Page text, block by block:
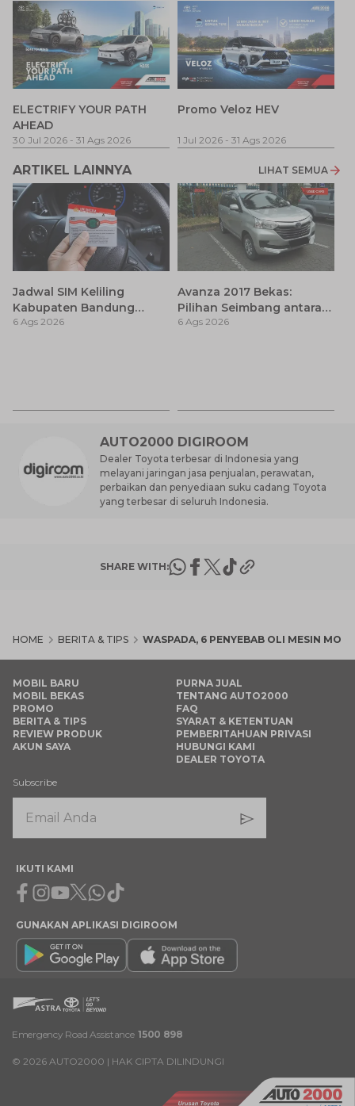
ELECTRIFY YOUR PATH
AHEAD
30 Jul 2026 - 31 Ags 2026
Promo Veloz HEV
1 Jul 2026 - 31 Ags 2026
ARTIKEL LAINNYA LIHAT SEMUA
Jadwal SIM Keliling
Kabupaten Bandung
Terbaru 2026 dan
6 Ags 2026
Avanza 2017 Bekas:
Pilihan Seimbang antara
Harga dan Fitur Modern
6 Ags 2026
AUTO2000 DIGIROOM
Dealer Toyota terbesar di Indonesia yang
melayani jaringan jasa penjualan, perawatan,
perbaikan dan penyediaan suku cadang Toyota
yang terbesar di seluruh Indonesia.
SHARE WITH:
HOME BERITA & TIPS WASPADA, 6 PENYEBAB OLI MESIN
MOBIL BARU
MOBIL BEKAS
PROMO
BERITA & TIPS
REVIEW PRODUK
AKUN SAYA
PURNA JUAL
TENTANG AUTO2000
FAQ
SYARAT & KETENTUAN
PEMBERITAHUAN PRIVASI
HUBUNGI KAMI
DEALER TOYOTA
Subscribe
IKUTI KAMI
Facebook
Instagram
Youtube
X Whatsapp
Tiktok
GUNAKAN APLIKASI DIGIROOM
Emergency Road Assistance 1500 898
© 2026 AUTO2000 | HAK CIPTA DILINDUNGI